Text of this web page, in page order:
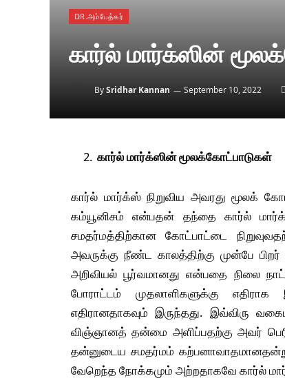
DR.அம்பேத்கர்
கார்ல் மார்க்ஸின்
BySridhar Kannan September 10, 2022
கார்ல்மார்க்ஸின்மூலக்கோட்பாடுகள்
கார்ல் மார்க்ஸ் நிறுவிய அவரது மூலக்
கம்யூனிசம் என்பதன் தந்தை கார்ல்
சமதர்மத்திற்கான கோட்பாட்டை
அவருக்கு நீண்ட காலத்திற்கு முன்பே
அறிவியல் பூர்வமானது என்பதை நிலை
போராட்டம் முதலாளிகளுக்கு
எதிரானதாகவும் இருந்தது. இவ்விரு
விஞ்ஞானத் தன்மை அளிப்பதற்கு அவர்
தன்னுடைய சமதர்மம்
வேறெந்த நோக்கமும் அற்றதாகவே கார்ல்